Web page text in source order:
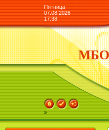
Пятница
07.08.2026
17:38
»